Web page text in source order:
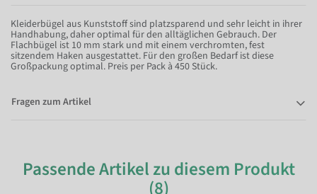
Kleiderbügel aus Kunststoff sind platzsparend und sehr leicht in ihrer
Handhabung, daher optimal für den alltäglichen Gebrauch. Der
Flachbügel ist 10 mm stark und mit einem verchromten, fest
sitzendem Haken ausgestattet. Für den großen Bedarf ist diese
Großpackung optimal. Preis per Pack à 450 Stück.
Fragen zum Artikel
Passende Artikel zu diesem Produkt
(8)